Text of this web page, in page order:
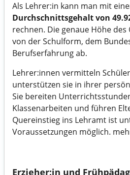
Als Lehrer:in kann man mit
Durchschnittsgehalt von
rechnen. Die genaue Höhe
von der Schulform, dem
Berufserfahrung ab.
Lehrer:innen vermitteln
unterstützen sie in ihrer
Sie bereiten
Klassenarbeiten und führen
Quereinstieg ins Lehramt ist
Voraussetzungen möglich.
Erzieher:in und